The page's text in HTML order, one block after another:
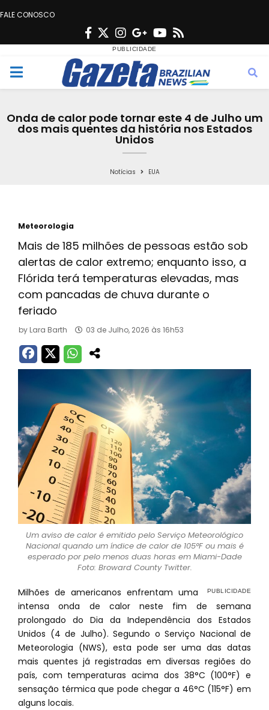
FALE CONOSCO
F
c
e
o
T
w
i
t
e
n
s
t
g
r
a
m
G
o
o
g
e
Y
u
t
b
s
M
n
Onda de calor pode tornar este 4 de Julho um
dos mais quentes da história nos Estados
Unidos
Notícias EUA
Meteorologia
Mais de 185 milhões de pessoas estão sob
alertas de calor extremo; enquanto isso, a
Flórida terá temperaturas elevadas, mas
com pancadas de chuva durante o
feriado
by Lara Barth 03 de Julho, 2026 às 16h53
Um aviso de calor é emitido pelo Serviço Meteorológico
Nacional quando um índice de calor de 105°F ou mais é
esperado por pelo menos duas horas em Miami-Dade
Foto: Broward County Twitter.
Milhões de americanos enfrentam uma
intensa onda de calor neste fim de semana
prolongado do Dia da Independência dos Estados
Unidos (4 de Julho). Segundo o Serviço Nacional de
Meteorologia (NWS), esta pode ser uma das datas
mais quentes já registradas em diversas regiões do
país, com temperaturas acima dos 38°C (100°F) e
sensação térmica que pode chegar a 46°C (115°F) em
alguns locais.